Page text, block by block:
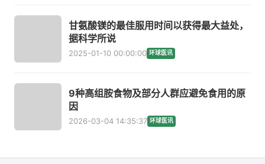
甘氨酸镁的最佳服用时间以获得最大益处，
据科学所说
2025-01-10 00:00:00 环球医讯
9种高组胺食物及部分人群应避免食用的原
因
2026-03-04 14:35:37 环球医讯